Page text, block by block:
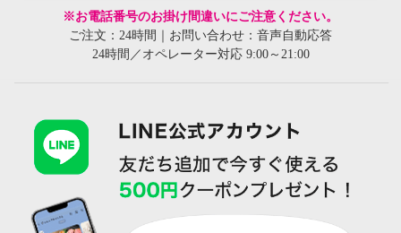
※お電話番号のお掛け間違いにご注意ください。
ご注文：24時間｜お問い合わせ：音声自動応答
24時間／オペレーター対応 9:00～21:00